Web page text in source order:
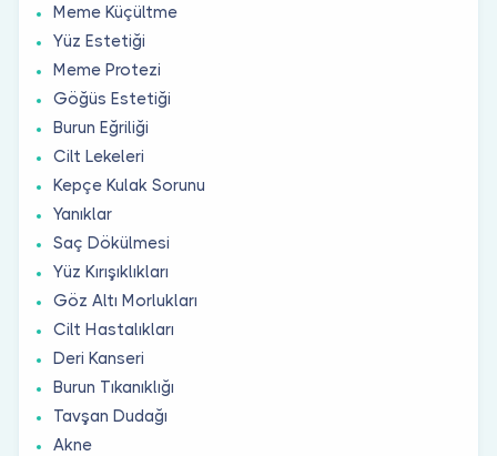
Meme Küçültme
Yüz Estetiği
Meme Protezi
Göğüs Estetiği
Burun Eğriliği
Cilt Lekeleri
Kepçe Kulak Sorunu
Yanıklar
Saç Dökülmesi
Yüz Kırışıklıkları
Göz Altı Morlukları
Cilt Hastalıkları
Deri Kanseri
Burun Tıkanıklığı
Tavşan Dudağı
Akne